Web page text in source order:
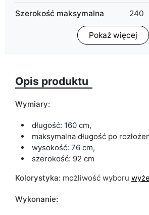
Szerokość maksymalna 240
76
Wykończenie
Typ stołu
Termin dostawy:
Ze względu na proces produkcyjny i
możliwe są tolerancje wymiarowe na
Pokaż więcej
Opis produktu
Wymiary:
długość: 160 cm,
maksymalna długość po
wysokość: 76 cm,
szerokość: 92 cm
Kolorystyka: możliwość wyboru
Wykonanie: